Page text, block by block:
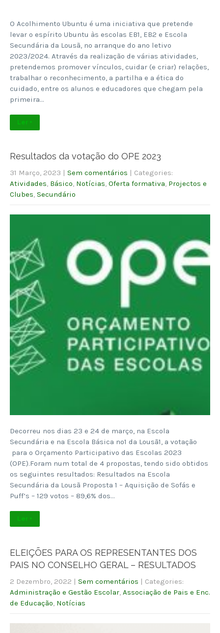
O Acolhimento Ubuntu é uma iniciativa que pretende
levar o espírito Ubuntu às escolas EB1, EB2 e Escola
Secundária da Lousã, no arranque do ano letivo
2023/2024. Através da realização de várias atividades,
pretendemos promover vínculos, cuidar (e criar) relações,
trabalhar o reconhecimento, a partilha e a ética do
cuidado, entre os alunos e educadores que chegam pela
primeira…
Ler +
Resultados da votação do OPE 2023
31 Março, 2023 | Sem comentários | Categories:
Atividades Básico Notícias Oferta formativa Projectos e
Clubes Secundário
Decorreu nos dias 23 e 24 de março, na Escola
Secundária e na Escola Básica nº1 da Lousã1, a votação
para o Orçamento Participativo das Escolas 2023
(OPE).Foram num total de 4 propostas, tendo sido obtidos
os seguintes resultados: Resultados na Escola
Secundária da Lousã Proposta 1 – Aquisição de Sofás e
Puff’s – 129 votos – 89,6% dos…
Ler +
ELEIÇÕES PARA OS REPRESENTANTES DOS
PAIS NO CONSELHO GERAL – RESULTADOS
2 Dezembro, 2022 | Sem comentários | Categories:
Administração e Gestão Escolar Associação de Pais e Enc.
de Educação Notícias